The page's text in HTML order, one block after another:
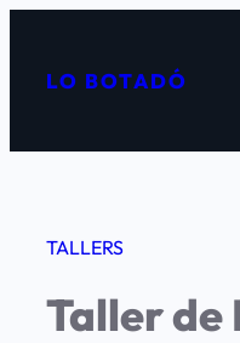
contingut
LO BOTADÓ
TALLERS
Taller de